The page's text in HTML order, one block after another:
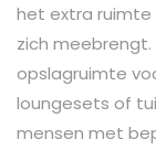
het extra ruimte
zich
opslagruimte
loungesets of
mensen met